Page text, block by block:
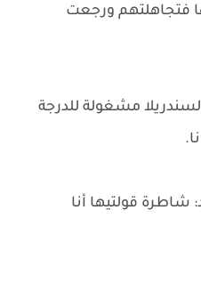
فتجاهلتهم ورجعت
مشغولة للدرجة
قولتيها أنا